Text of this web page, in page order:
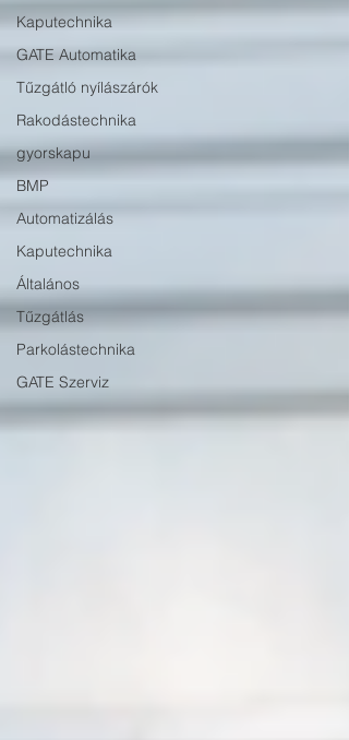
Kaputechnika
GATE Automatika
Tűzgátló nyílászárók
Rakodástechnika
gyorskapu
BMP
Automatizálás
Kaputechnika
Általános
Tűzgátlás
Parkolástechnika
GATE Szerviz